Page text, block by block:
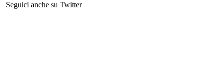
Seguici anche su Twitter